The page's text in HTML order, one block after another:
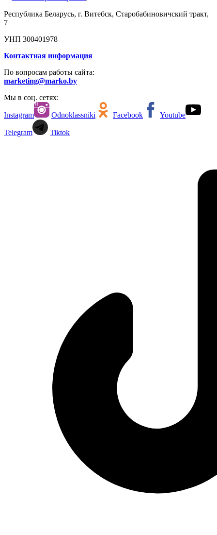
Республика Беларусь, г. Витебск, Старобабиновичский тракт,
7
УНП 300401978
Контактная информация
По вопросам работы сайта:
marketing@marko.by
Мы в соц. сетях:
Instagram Odnoklassniki Facebook Youtube
Telegram Tiktok